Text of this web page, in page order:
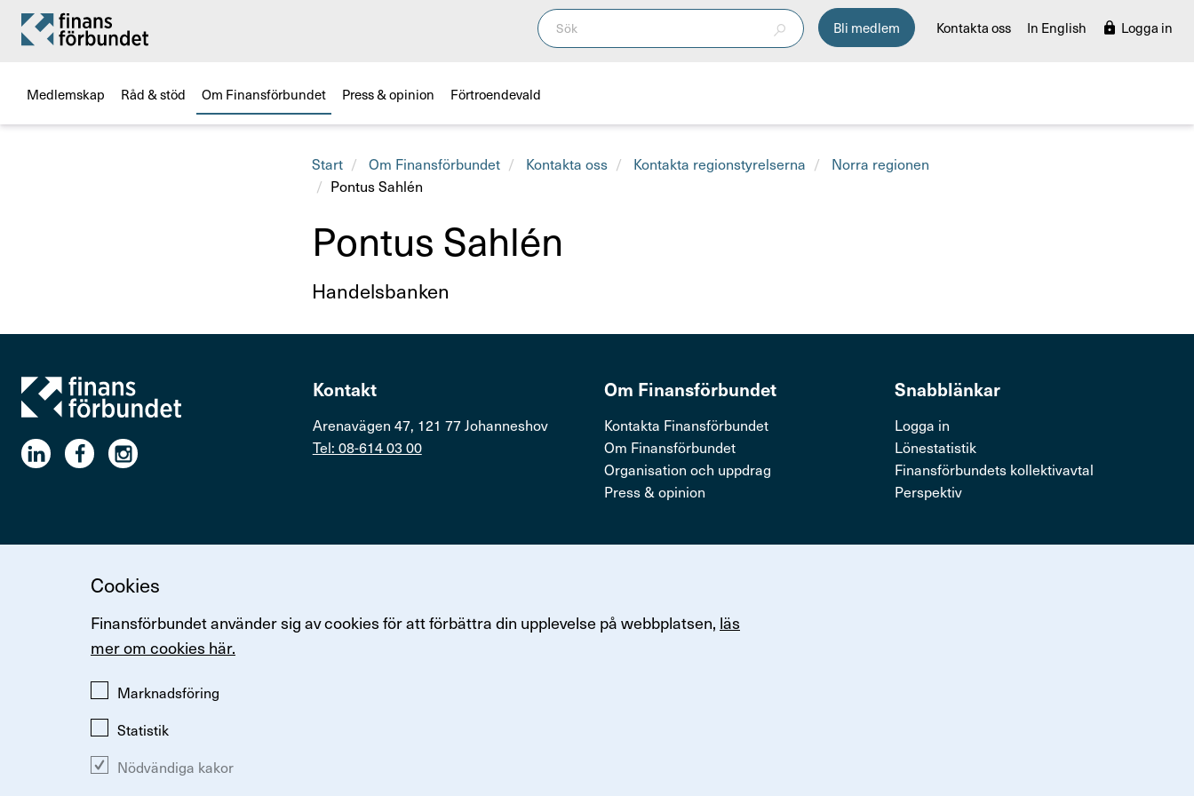
Bli medlem Kontakta oss In English Logga in
Medlemskap Råd & stöd Om Finansförbundet Press & opinion Förtroendevald
Cookies
Finansförbundet använder sig av cookies för att förbättra din upplevelse på webbplatsen, läs
mer om cookies här.
Marknadsföring
Statistik
Nödvändiga kakor
Start Om Finansförbundet Kontakta oss Kontakta regionstyrelserna
Norra regionen
Pontus Sahlén
Pontus Sahlén
Titel
Handels­banken
Kontakt
Arenavägen 47, 121 77 Johanneshov
Tel: 08-614 03 00
Om Finans­för­bundet
Kontakta Finansförbundet
Om Finansförbundet
Organisation och uppdrag
Press & opinion
Snabb­länkar
Logga in
Lönestatistik
Finansförbundets kollektivavtal
Perspektiv
Ändra inställningar för kakor